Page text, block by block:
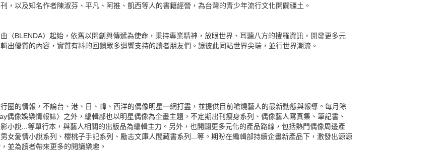
，以及知名作者陳淑芬、平凡、阿推、凱西等人的書籍經營，為台灣的青少年流行文化開闢疆土。
〈BLENDA〉起始，依舊以開創與傳遞為使命，秉持專業精神，放眼世界、耳聽八方的搜羅資訊，開發更多元
出優質的內容，實質有料的回饋眾多迴響支持的讀者朋友們。讓彼此同站世界尖端，並行世界潮流。
圈的情報，不論台、港、日、韓、西洋的偶像明星一網打盡，並提供目前嗆燒藝人的最新動態與報導。每月除
偶像娛樂情報誌〉之外，編輯部也以明星偶像為企畫主題，不定期出刊瘦身系列、偶像藝人寫真集、筆記書、
小說...等單行本，與藝人相關的出版品為編輯主力。另外，也開闢更多元化的產品路線，包括熱門偶像周邊產
女愛情小說系列、櫻桃子手記系列、勵志文庫人間藏書系列...等。期盼在編輯部持續企畫新產品下，激發出源源
並為讀者帶來更多的閱讀樂趣。